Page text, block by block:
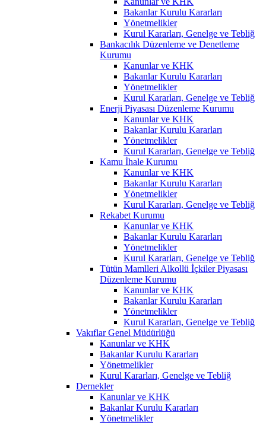
Bakanlar Kurulu Kararları
Yönetmelikler
Kurul Kararları, Genelge ve Tebliğ
Bankacılık Düzenleme ve Denetleme
Kurumu
Kanunlar ve KHK
Bakanlar Kurulu Kararları
Yönetmelikler
Kurul Kararları, Genelge ve Tebliğ
Enerji Piyasası Düzenleme Kurumu
Kanunlar ve KHK
Bakanlar Kurulu Kararları
Yönetmelikler
Kurul Kararları, Genelge ve Tebliğ
Kamu İhale Kurumu
Kanunlar ve KHK
Bakanlar Kurulu Kararları
Yönetmelikler
Kurul Kararları, Genelge ve Tebliğ
Rekabet Kurumu
Kanunlar ve KHK
Bakanlar Kurulu Kararları
Yönetmelikler
Kurul Kararları, Genelge ve Tebliğ
Tütün Mamlleri Alkollü İçkiler Piyasası
Düzenleme Kurumu
Kanunlar ve KHK
Bakanlar Kurulu Kararları
Yönetmelikler
Kurul Kararları, Genelge ve Tebliğ
Vakıflar Genel Müdürlüğü
Kanunlar ve KHK
Bakanlar Kurulu Kararları
Yönetmelikler
Kurul Kararları, Genelge ve Tebliğ
Dernekler
Kanunlar ve KHK
Bakanlar Kurulu Kararları
Yönetmelikler